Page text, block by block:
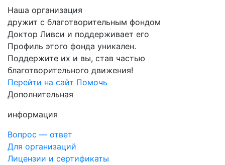
Наша организация
дружит с благотворительным фондом
Доктор Ливси и поддерживает его
Профиль этого фонда уникален.
Поддержите их и вы, став частью
благотворительного движения!
Перейти на сайт Помочь
Дополнительная
информация
Вопрос — ответ
Для организаций
Лицензии и сертификаты